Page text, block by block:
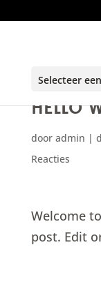
Selecteer
HELLO
door admin |
Reacties
Welcome
post. Edit